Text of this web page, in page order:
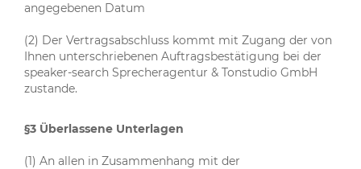
angegebenen Datum
(2) Der Vertragsabschluss kommt mit Zugang der von
Ihnen unterschriebenen Auftragsbestätigung bei der
speaker-search Sprecheragentur & Tonstudio GmbH
zustande.
§3 Überlassene Unterlagen
(1) An allen in Zusammenhang mit der